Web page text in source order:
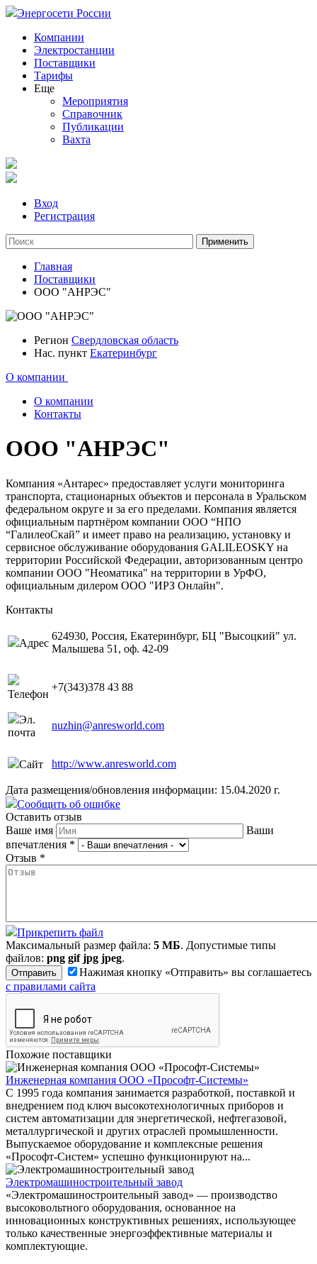
Энергосети России
Компании
Электростанции
Поставщики
Тарифы
Еще
Мероприятия
Справочник
Публикации
Вахта
Вход
Регистрация
Главная
Поставщики
ООО "АНРЭС"
Регион Свердловская область
Нас. пункт Екатеринбург
О компании
О компании
Контакты
ООО "АНРЭС"
Компания «Антарес» предоставляет услуги мониторинга
транспорта, стационарных объектов и персонала в Уральском
федеральном округе и за его пределами. Компания является
официальным партнёром компании ООО “НПО
“ГалилеоСкай” и имеет право на реализацию, установку и
сервисное обслуживание оборудования GALILEOSKY на
территории Российской Федерации, авторизованным центро
компании ООО "Неоматика" на территории в УрФО,
официальным дилером ООО "ИРЗ Онлайн".
Контакты
Адрес
624930, Россия, Екатеринбург, БЦ "Высоцкий" ул.
Малышева 51, оф. 42-09
Телефон
+7(343)378 43 88
Эл.
почта
nuzhin@anresworld.com
Сайт http://www.anresworld.com
Дата размещения/обновления информации: 15.04.2020 г.
Сообщить об ошибке
Оставить отзыв
Ваше имя
Ваши
впечатления *
Отзыв *
Прикрепить файл
Максимальный размер файла: 5 МБ. Допустимые типы
файлов: png gif jpg jpeg.
Нажимая кнопку «Отправить» вы соглашаетесь
с правилами сайта
Похожие поставщики
Инженерная компания ООО «Прософт-Системы»
С 1995 года компания занимается разработкой, поставкой и
внедрением под ключ высокотехнологичных приборов и
систем автоматизации для энергетической, нефтегазовой,
металлургической и других отраслей промышленности.
Выпускаемое оборудование и комплексные решения
«Прософт-Систем» успешно функционируют на...
Электромашиностроительный завод
«Электромашиностроительный завод» — производство
высоковольтного оборудования, основанное на
инновационных конструктивных решениях, использующее
только качественные энергоэффективные материалы и
комплектующие.